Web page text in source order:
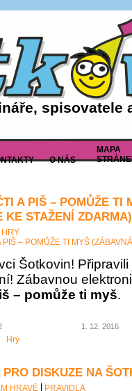
spisovatele
O NÁS
MAPA
A PIŠ – POMŮŽE TI
KE STAŽENÍ ZDARMA)
HRY
PIŠ – POMŮŽE TI MYŠ
Šotkovin!
Zábavnou
– pomůže ti myš.
1. 12. 2016
Hry
PRO DISKUZE NA
HRAVĚ
PRAVIDLA